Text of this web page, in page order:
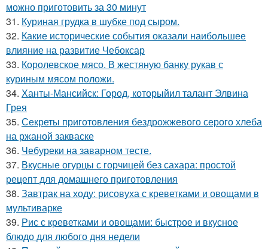
можно приготовить за 30 минут
31. Куриная грудка в шубке под сыром.
32. Какие исторические события оказали наибольшее
влияние на развитие Чебоксар
33. Королевское мясо. В жестяную банку рукав с
куриным мясом положи.
34. Ханты-Мансийск: Город, которыйил талант Элвина
Грея
35. Секреты приготовления бездрожжевого серого хлеба
на ржаной закваске
36. Чебуреки на заварном тесте.
37. Вкусные огурцы с горчицей без сахара: простой
рецепт для домашнего приготовления
38. Завтрак на ходу: рисовуха с креветками и овощами в
мультиварке
39. Рис с креветками и овощами: быстрое и вкусное
блюдо для любого дня недели